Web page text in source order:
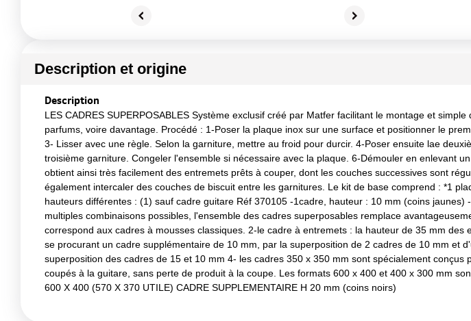
Description et origine
Description
LES CADRES SUPERPOSABLES Système exclusif créé par Matfer facilitant le montage et
parfums, voire davantage. Procédé : 1-Poser la plaque inox sur une surface et positionner le
3- Lisser avec une règle. Selon la garniture, mettre au froid pour durcir. 4-Poser ensuite lae
troisième garniture. Congeler l'ensemble si nécessaire avec la plaque. 6-Démouler en enlevant
obtient ainsi très facilement des entremets prêts à couper, dont les couches successives sont
également intercaler des couches de biscuit entre les garnitures. Le kit de base comprend : *1
hauteurs différentes : (1) sauf cadre guitare Réf 370105 -1cadre, hauteur : 10 mm (coins
multiples combinaisons possibles, l'ensemble des cadres superposables remplace
correspond aux cadres à mousses classiques. 2-le cadre à entremets : la hauteur de 35 mm
se procurant un cadre supplémentaire de 10 mm, par la superposition de 2 cadres de 10 mm
superposition des cadres de 15 et 10 mm 4- les cadres 350 x 350 mm sont spécialement
coupés à la guitare, sans perte de produit à la coupe. Les formats 600 x 400 et 400 x 300 mm
600 X 400 (570 X 370 UTILE) CADRE SUPPLEMENTAIRE H 20 mm (coins noirs)